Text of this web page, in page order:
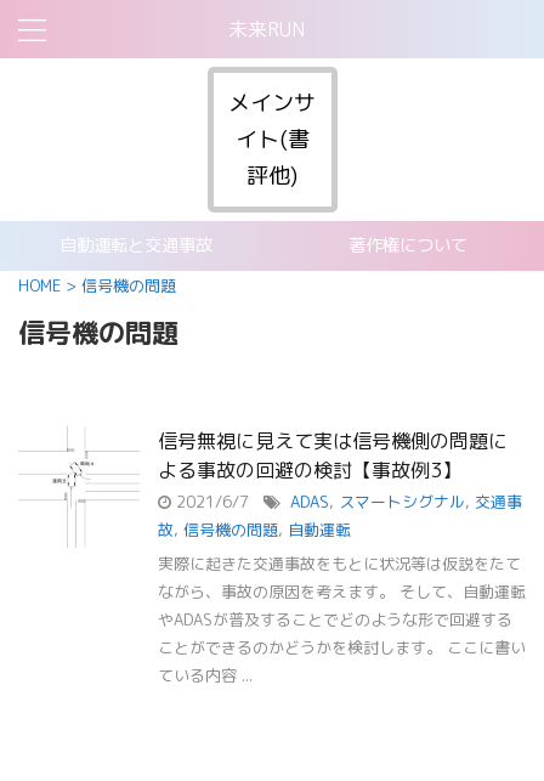
未来RUN
メインサ
イト(書
評他)
自動運転と交通事故 著作権について
HOME > 信号機の問題
信号機の問題
信号無視に見えて実は信号機側の問題に
よる事故の回避の検討【事故例3】
2021/6/7 ADAS, スマートシグナル, 交通事
故, 信号機の問題, 自動運転
実際に起きた交通事故をもとに状況等は仮説をたて
ながら、事故の原因を考えます。 そして、自動運転
やADASが普及することでどのような形で回避する
ことができるのかどうかを検討します。 ここに書い
ている内容 ...